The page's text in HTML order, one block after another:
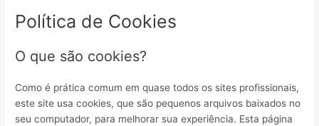
Política de Cookies
O que são cookies?
Como é prática comum em quase todos os sites profissionais,
este site usa cookies, que são pequenos arquivos baixados no
seu computador, para melhorar sua experiência. Esta página